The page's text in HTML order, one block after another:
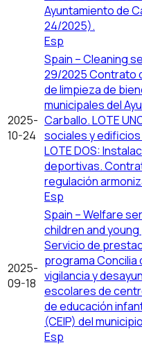
Ayuntamiento de
24/2025).
Esp
2025-
10-24
Spain – Cleaning
29/2025 Contrato
de limpieza de
municipales del
Carballo. LOTE
sociales y
LOTE DOS:
deportivas.
regulación
Esp
2025-
09-18
Spain – Welfare
children and
Servicio de
programa Concilia
vigilancia y
escolares de
de educación
(CEIP) del
Esp